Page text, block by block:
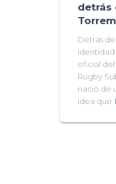
detrás
Detrás
identidad
oficial
Rugby
nació de
idea que